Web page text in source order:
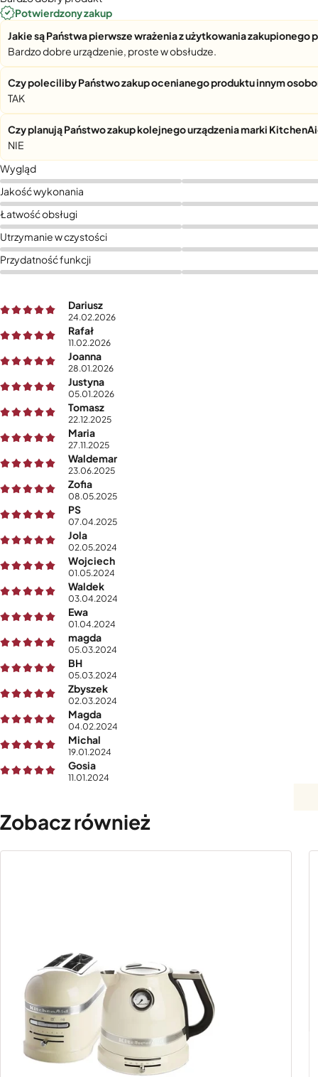
Wygląd
Jakość wykonania
Łatwość obsługi
Utrzymanie w czystości
Przydatność funkcji
Potwierdzony zakup
Jakie są Państwa pierwsze wrażenia z użytkowania zakupionego
Bardzo dobre urządzenie, proste w obsłudze.
Czy poleciliby Państwo zakup ocenianego produktu innym
TAK
Czy planują Państwo zakup kolejnego urządzenia marki
NIE
Dariusz
24.02.2026
Rafał
11.02.2026
Joanna
28.01.2026
Justyna
05.01.2026
Tomasz
22.12.2025
Maria
27.11.2025
Waldemar
23.06.2025
Zofia
08.05.2025
PS
07.04.2025
Jola
02.05.2024
Wojciech
01.05.2024
Waldek
03.04.2024
Ewa
01.04.2024
magda
05.03.2024
BH
05.03.2024
Zbyszek
02.03.2024
Magda
04.02.2024
Michal
19.01.2024
Gosia
11.01.2024
Zobacz również